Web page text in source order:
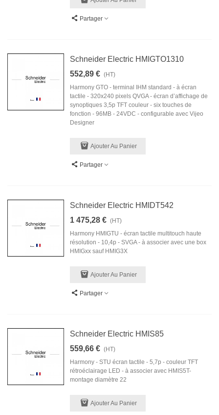
Partager
Schneider Electric HMIGTO1310
552,89 € (HT)
Harmony GTO - terminal IHM standard - à écran
tactile - 320x240 pixels QVGA - écran d’affichage de
synoptiques 3,5p TFT couleur - six touches de
fonction - 96MB - 24VDC - configurable avec Vijeo
Designer
Ajouter Au Panier
Partager
Schneider Electric HMIDT542
1 475,28 € (HT)
Harmony HMIGTU - écran tactile multitouch haute
résolution - 10,4p - SVGA - à associer avec une box
HMIGxx sauf HMIG3X
Ajouter Au Panier
Partager
Schneider Electric HMIS85
559,66 € (HT)
Harmony - STU écran tactile - 5,7p - couleur TFT
rétroéclairage LED - à associer avec HMIS5T-
montage diamètre 22
Ajouter Au Panier